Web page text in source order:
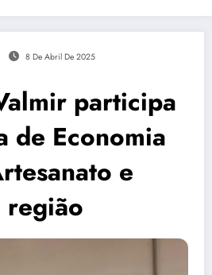
8 De Abril De 2025
participa
de Economia
e
região